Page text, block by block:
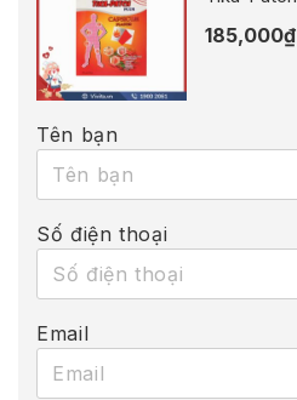
185,000₫
Tên bạn
Số điện thoại
Email